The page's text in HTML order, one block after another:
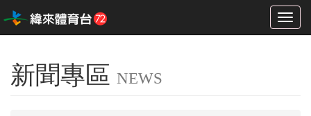
Toggle
新聞專區 NEWS